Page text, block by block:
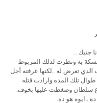
جنبك ..
به ونظرت لذلك المربوط
الذي تعرض له ..لكنها عرفته أجل
تلك المده وارادت قتله
سلطان وضغطت عليها بخوف.
..ايوه هو ده.